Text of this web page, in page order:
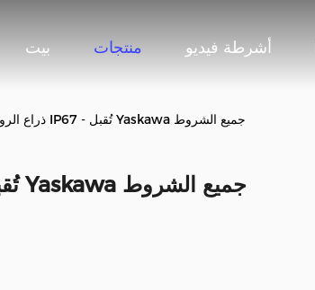
بيت منتجات أشرطة فيديو
ذراع الروبوت الصناعي IP67 - تُقبل Yaskawa جميع الشروط
ذراع الروبوت الصناعي IP67 - تُقبل Yaskawa جميع الشروط